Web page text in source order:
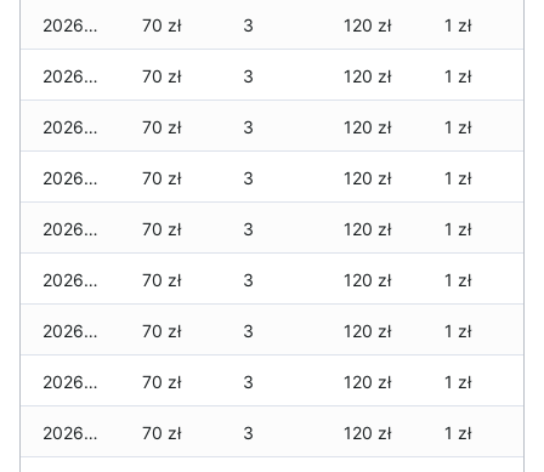
2026-01-31 70 zł 3 120 zł 1 zł
2026-01-30 70 zł 3 120 zł 1 zł
2026-01-29 70 zł 3 120 zł 1 zł
2026-01-28 70 zł 3 120 zł 1 zł
2026-01-27 70 zł 3 120 zł 1 zł
2026-01-26 70 zł 3 120 zł 1 zł
2026-01-25 70 zł 3 120 zł 1 zł
2026-01-24 70 zł 3 120 zł 1 zł
2026-01-23 70 zł 3 120 zł 1 zł